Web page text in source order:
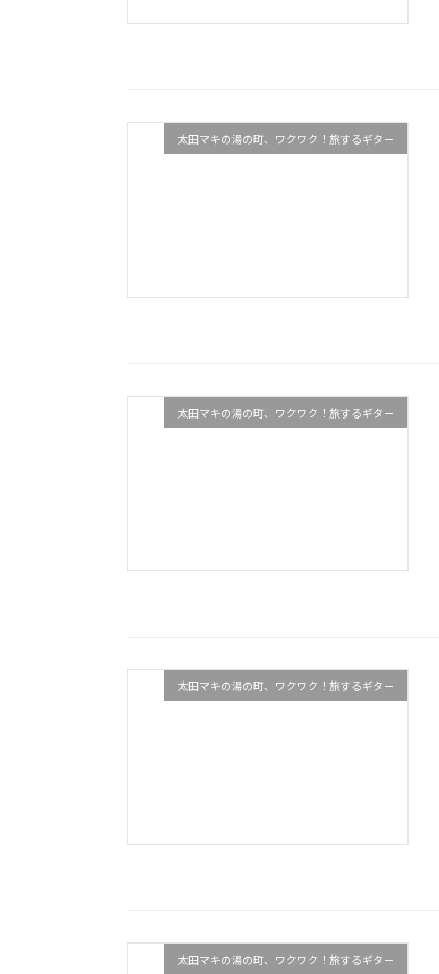
太田マキの湯の町、ワクワク！旅するギター
太田マキの湯の町、ワクワク！旅するギター
太田マキの湯の町、ワクワク！旅するギター
太田マキの湯の町、ワクワク！旅するギター